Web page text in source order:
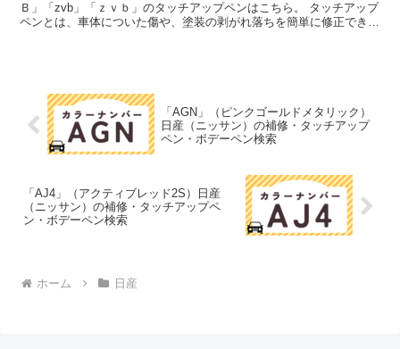
Ｂ」「zvb」「ｚｖｂ」のタッチアップペンはこちら。 タッチアップ
ペンとは、車体についた傷や、塗装の剥がれ落ちを簡単に修正できる
「AGN」（ピンクゴールドメタリック）
日産（ニッサン）の補修・タッチアップ
ペン・ボデーペン検索
「AJ4」（アクティブレッド2S）日産
（ニッサン）の補修・タッチアップペ
ン・ボデーペン検索
ホーム 日産